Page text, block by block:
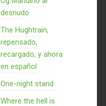
desnudo
The Hughtrain,
repensado,
recargado, y ahora
en español
One-night stand
Where the hell is